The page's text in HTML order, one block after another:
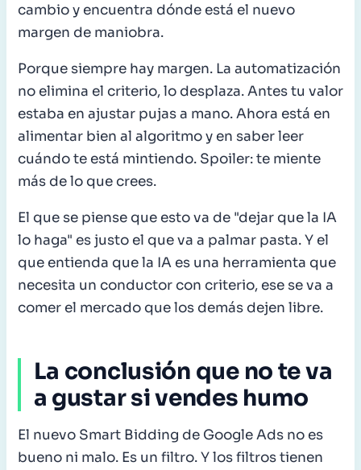
cambio y encuentra dónde está el nuevo
margen de maniobra.
Porque siempre hay margen. La automatización
no elimina el criterio, lo desplaza. Antes tu valor
estaba en ajustar pujas a mano. Ahora está en
alimentar bien al algoritmo y en saber leer
cuándo te está mintiendo. Spoiler: te miente
más de lo que crees.
El que se piense que esto va de "dejar que la IA
lo haga" es justo el que va a palmar pasta. Y el
que entienda que la IA es una herramienta que
necesita un conductor con criterio, ese se va a
comer el mercado que los demás dejen libre.
La conclusión que no te va
a gustar si vendes humo
El nuevo Smart Bidding de Google Ads no es
bueno ni malo. Es un filtro. Y los filtros tienen